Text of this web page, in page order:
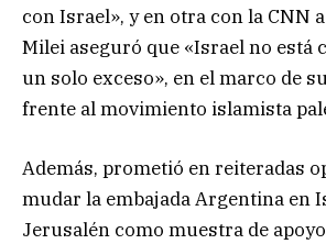
con Israel», y en otra con la CNN
Milei aseguró que «Israel no está
un solo exceso», en el marco de
frente al movimiento islamista
Además, prometió en reiteradas
mudar la embajada Argentina en
Jerusalén como muestra de